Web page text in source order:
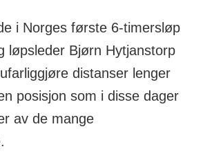
i Norges første 6-timersløp
løpsleder Bjørn Hytjanstorp
distanser lenger
posisjon som i disse dager
av de mange